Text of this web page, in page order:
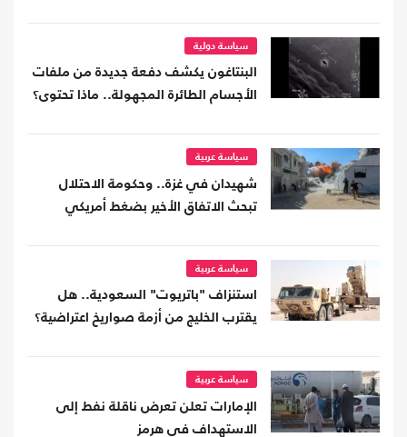
سياسة دولية
البنتاغون يكشف دفعة جديدة من ملفات
الأجسام الطائرة المجهولة.. ماذا تحتوى؟
سياسة عربية
شهيدان في غزة.. وحكومة الاحتلال
تبحث الاتفاق الأخير بضغط أمريكي
سياسة عربية
استنزاف "باتريوت" السعودية.. هل
يقترب الخليج من أزمة صواريخ اعتراضية؟
سياسة عربية
الإمارات تعلن تعرض ناقلة نفط إلى
الاستهداف في هرمز